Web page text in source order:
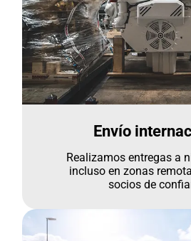
Envío
Realizamos entregas a
incluso en zonas
socios de